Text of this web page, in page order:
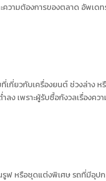
วามต้องการของตลาด อัพเดท
เกี่ยวกับเครื่องยนต์ ช่วงล่าง ห
ง เพราะผู้รับซื้อกังวลเรื่องคว
รูฟ หรือชุดแต่งพิเศษ รถที่มีอุป